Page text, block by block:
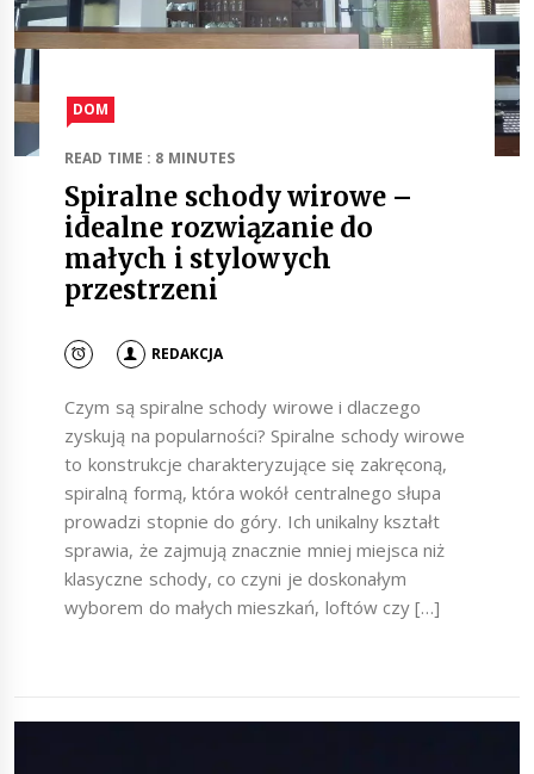
DOM
READ TIME : 8 MINUTES
Spiralne schody wirowe –
idealne rozwiązanie do
małych i stylowych
przestrzeni
REDAKCJA
Czym są spiralne schody wirowe i dlaczego
zyskują na popularności? Spiralne schody wirowe
to konstrukcje charakteryzujące się zakręconą,
spiralną formą, która wokół centralnego słupa
prowadzi stopnie do góry. Ich unikalny kształt
sprawia, że zajmują znacznie mniej miejsca niż
klasyczne schody, co czyni je doskonałym
wyborem do małych mieszkań, loftów czy […]